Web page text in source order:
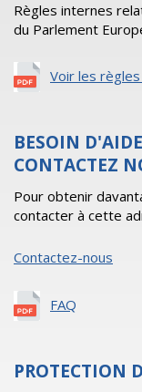
Règles internes
du Parlement
Voir les
BESOIN
CONTACTEZ
Pour obtenir
contacter à cette
Contactez-nous
FAQ
PROTECTION